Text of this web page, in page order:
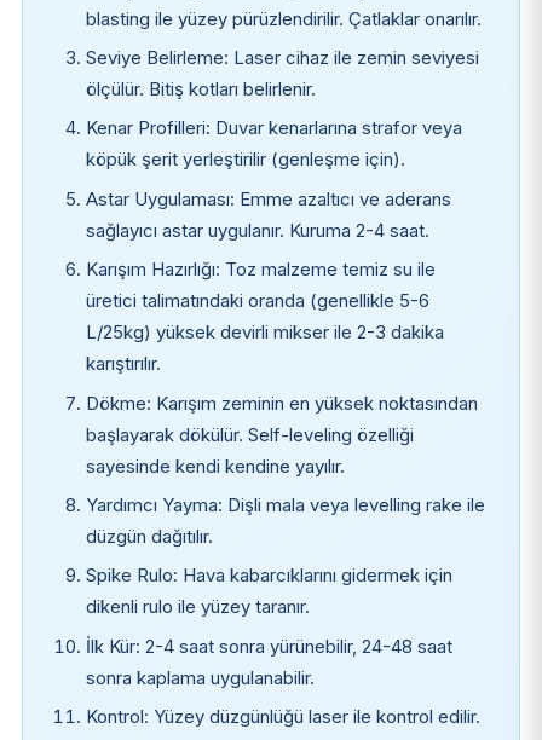
blasting ile yüzey pürüzlendirilir. Çatlaklar onarılır.
Seviye Belirleme: Laser cihaz ile zemin seviyesi
ölçülür. Bitiş kotları belirlenir.
Kenar Profilleri: Duvar kenarlarına strafor veya
köpük şerit yerleştirilir (genleşme için).
Astar Uygulaması: Emme azaltıcı ve aderans
sağlayıcı astar uygulanır. Kuruma 2-4 saat.
Karışım Hazırlığı: Toz malzeme temiz su ile
üretici talimatındaki oranda (genellikle 5-6
L/25kg) yüksek devirli mikser ile 2-3 dakika
karıştırılır.
Dökme: Karışım zeminin en yüksek noktasından
başlayarak dökülür. Self-leveling özelliği
sayesinde kendi kendine yayılır.
Yardımcı Yayma: Dişli mala veya levelling rake ile
düzgün dağıtılır.
Spike Rulo: Hava kabarcıklarını gidermek için
dikenli rulo ile yüzey taranır.
İlk Kür: 2-4 saat sonra yürünebilir, 24-48 saat
sonra kaplama uygulanabilir.
Kontrol: Yüzey düzgünlüğü laser ile kontrol edilir.